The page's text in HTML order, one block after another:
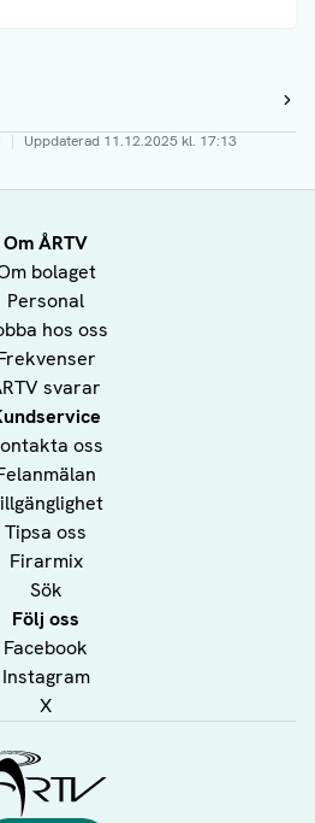
| Uppdaterad 11.12.2025 kl. 17:13
Om ÅRTV
bolaget
Personal
hos oss
svarar
oss
Tipsa oss
Firarmix
Sök
Följ oss
Facebook
Instagram
X